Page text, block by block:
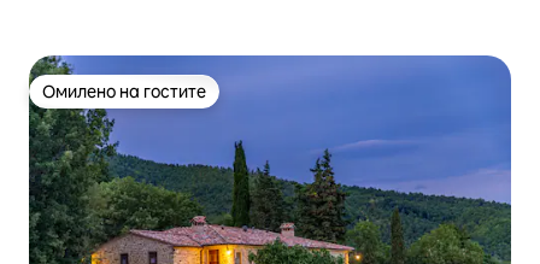
Омилено на гостите
Омилено на гостите